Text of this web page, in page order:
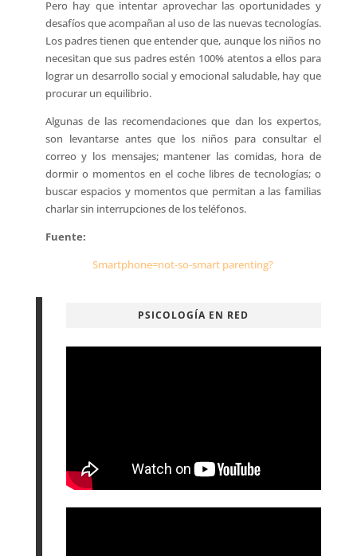
Pero hay que intentar aprovechar las oportunidades y
desafíos que acompañan al uso de las nuevas tecnologías.
Los padres tienen que entender que, aunque los niños no
necesitan que sus padres estén 100% atentos a ellos para
lograr un desarrollo social y emocional saludable, hay que
procurar un equilibrio.
Algunas de las recomendaciones que dan los expertos,
son levantarse antes que los niños para consultar el
correo y los mensajes; mantener las comidas, hora de
dormir o momentos en el coche libres de tecnologías; o
buscar espacios y momentos que permitan a las familias
charlar sin interrupciones de los teléfonos.
Fuente:
Smartphone=not-so-smart parenting?
PSICOLOGÍA EN RED